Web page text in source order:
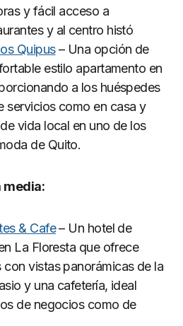
y fácil acceso a
y al centro histó
Quipus– Una opción de
estilo apartamento en
a los huéspedes
servicios como en casa y
vida local en uno de los
de Quito.
media:
& Cafe– Un hotel de
La Floresta que ofrece
con vistas panorámicas de la
y una cafetería, ideal
de negocios como de